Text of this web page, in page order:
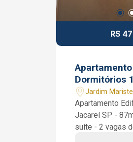
R$
Apartamento
Dormitórios 1
Maria
Jardim
Apartamento
Jacareí SP - 87m² - 3 dormitórios - 1
suíte - 2 vagas